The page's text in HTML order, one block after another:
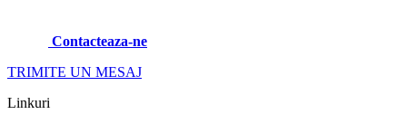
Contacteaza-ne
TRIMITE UN MESAJ
Linkuri